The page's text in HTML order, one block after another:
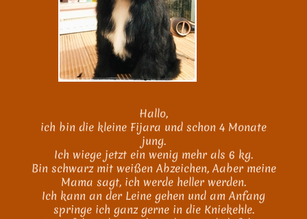
Hallo,
ich bin die kleine Fijara und schon 4 Monate
jung.
Ich wiege jetzt ein wenig mehr als 6 kg.
Bin schwarz mit weißen Abzeichen, Aaber meine
Mama sagt, ich werde heller werden.
Ich kann an der Leine gehen und am Anfang
springe ich ganz gerne in die Kniekehle.